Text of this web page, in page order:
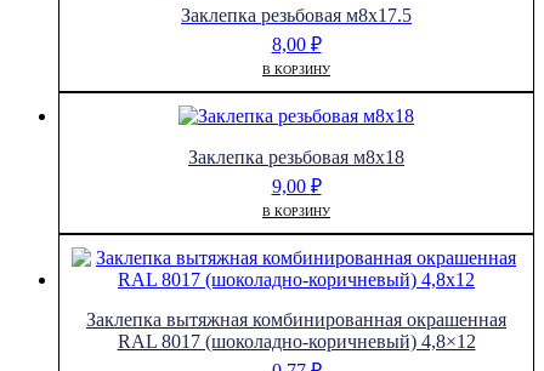
Заклепка резьбовая м8х17.5
8,00 ₽
В КОРЗИНУ
Заклепка резьбовая м8х18
9,00 ₽
В КОРЗИНУ
Заклепка вытяжная комбинированная окрашенная
RAL 8017 (шоколадно-коричневый) 4,8×12